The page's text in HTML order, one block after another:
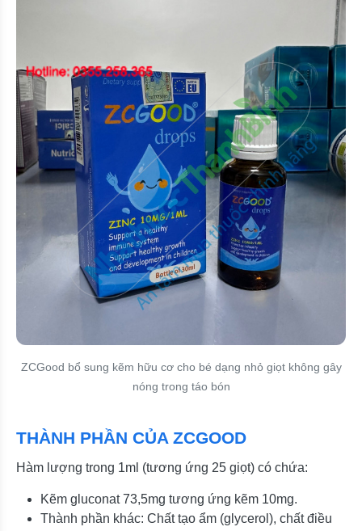
ZCGood bổ sung kẽm hữu cơ cho bé dạng nhỏ giọt không gây
nóng trong táo bón
THÀNH PHẦN CỦA ZCGOOD
Hàm lượng trong 1ml (tương ứng 25 giọt) có chứa:
Kẽm gluconat 73,5mg tương ứng kẽm 10mg.
Thành phần khác: Chất tạo ẩm (glycerol), chất điều